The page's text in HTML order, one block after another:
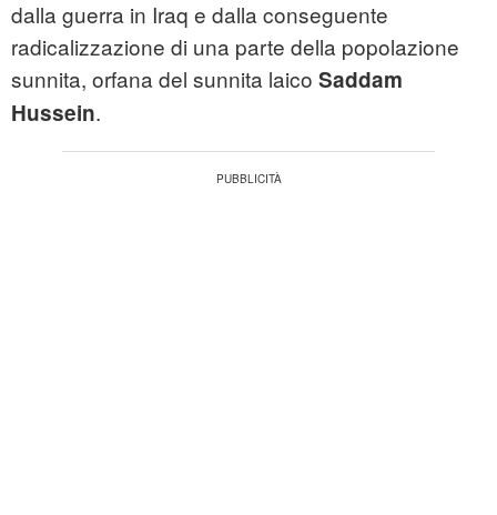
dalla guerra in Iraq e dalla conseguente
radicalizzazione di una parte della popolazione
sunnita, orfana del sunnita laico Saddam
Hussein.